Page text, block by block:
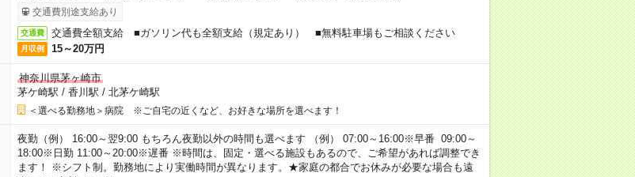
交通費別途支給あり
交通費 交通費全額支給 ■ガソリン代も全額支給（規定あり） ■無料駐車場もご相談ください
月収例 15～20万円
神奈川県茅ヶ崎市
茅ケ崎駅 / 香川駅 / 北茅ケ崎駅
＜選べる勤務地＞病院 ※ご自宅の近くなど、お好きな場所を選べます！
夜勤（例） 16:00～翌9:00 もちろん夜勤以外の時間も選べます （例） 07:00～16:00※早番 09:00～
18:00※日勤 11:00～20:00※遅番 ※時間は、固定・選べる施設もあるので、ご希望があれば調整でき
ます！ ※シフト制。勤務地により実働時間が異なります。★家庭の都合でお休みが必要な場合も遠